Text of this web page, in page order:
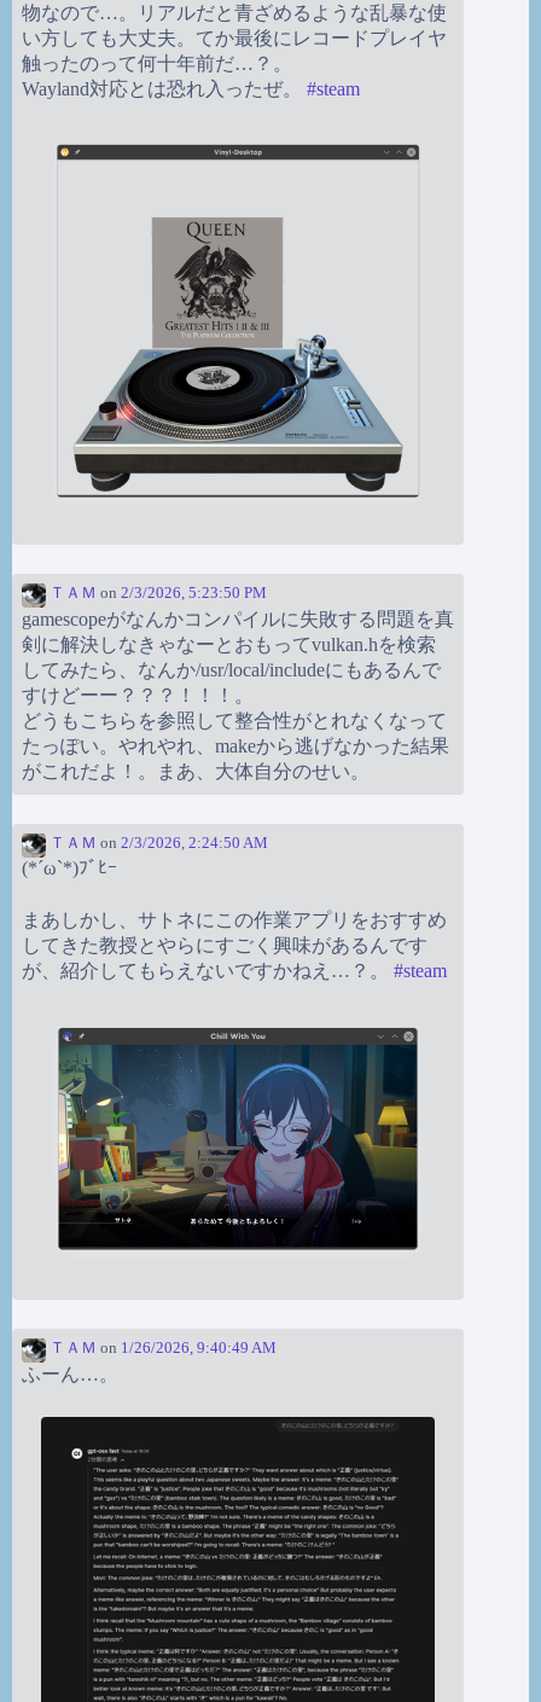
物なので…。リアルだと青ざめるような乱暴な使
い方しても大丈夫。てか最後にレコードプレイヤ
触ったのって何十年前だ…？。
Wayland対応とは恐れ入ったぜ。 #steam
ＴＡＭ on 2/3/2026, 5:23:50 PM
gamescopeがなんかコンパイルに失敗する問題を真
剣に解決しなきゃなーとおもってvulkan.hを検索
してみたら、なんか/usr/local/includeにもあるんで
すけどーー？？？！！！。
どうもこちらを参照して整合性がとれなくなって
たっぽい。やれやれ、makeから逃げなかった結果
がこれだよ！。まあ、大体自分のせい。
ＴＡＭ on 2/3/2026, 2:24:50 AM
(*´ω`*)ﾌﾞﾋｰ
まあしかし、サトネにこの作業アプリをおすすめ
してきた教授とやらにすごく興味があるんです
が、紹介してもらえないですかねえ…？。 #steam
ＴＡＭ on 1/26/2026, 9:40:49 AM
ふーん…。